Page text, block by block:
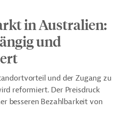
in Australien:
und
und der Zugang zu
reformiert. Der Preisdruck
besseren Bezahlbarkeit von